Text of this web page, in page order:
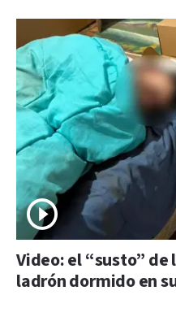
Video: el “susto”
ladrón dormido en